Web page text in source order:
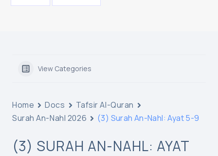
View Categories
Home Docs
Tafsir Al-Quran
Surah An-Nahl 2026
(3) Surah An-Nahl: Ayat 5-9
(3) SURAH AN-NAHL: AYAT